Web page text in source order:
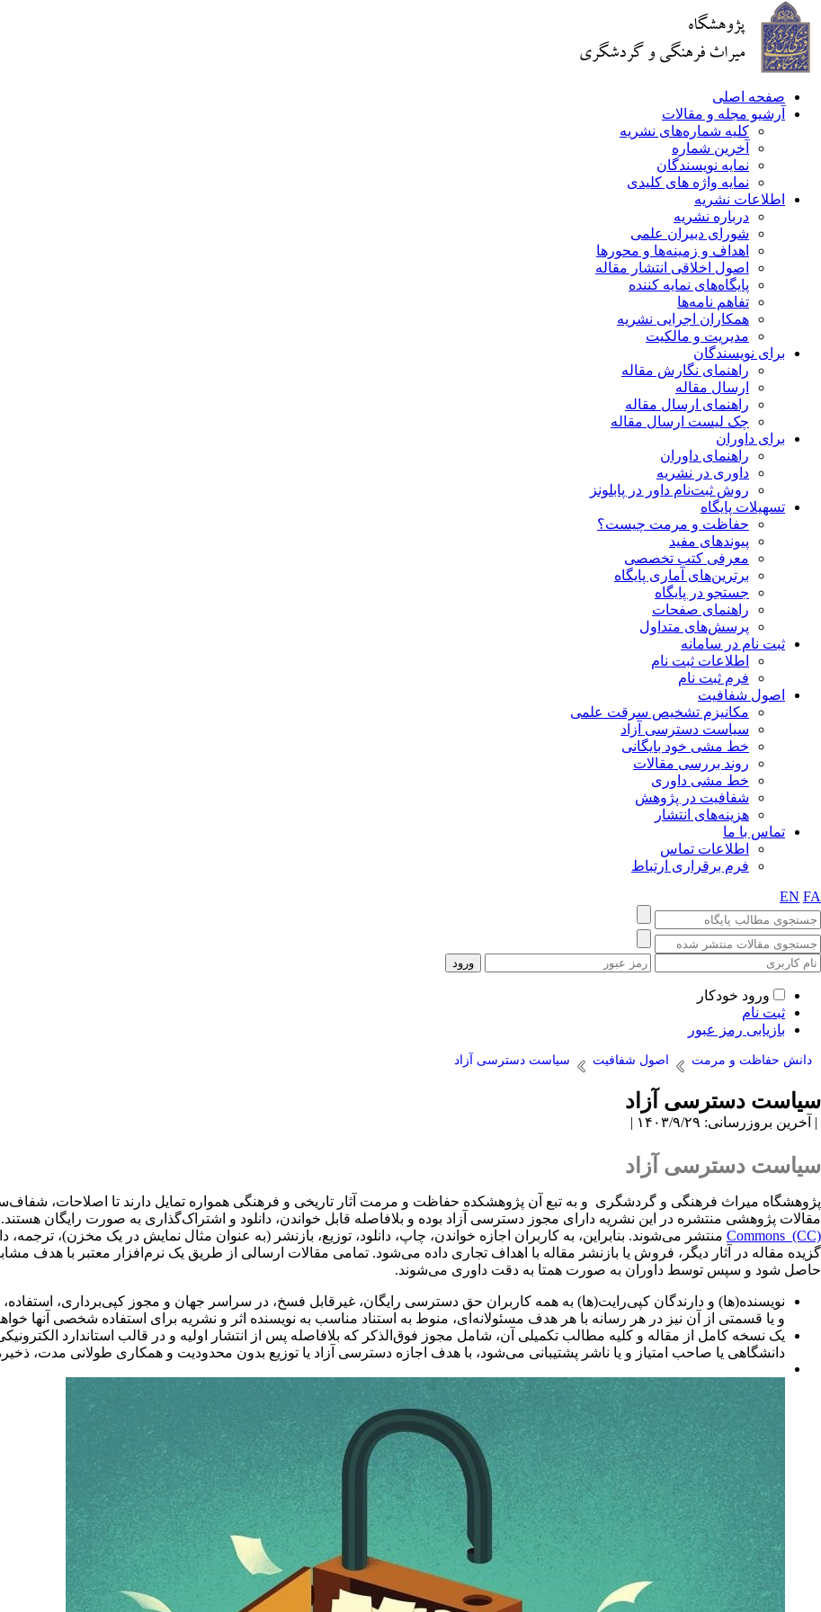
صفحه اصلی
آرشیو مجله و مقالات
کلیه شماره‌های نشریه
آخرین شماره
نمایه نویسندگان
نمایه واژه های کلیدی
اطلاعات نشریه
درباره نشریه
شورای دبیران علمی
اهداف و زمینه‌ها و محورها
اصول اخلاقی انتشار مقاله
پایگاه‌های نمایه کننده
تفاهم نامه‌ها
همکاران اجرایی نشریه
مدیریت و مالکیت
برای نویسندگان
راهنمای نگارش مقاله
ارسال مقاله
راهنمای ارسال مقاله
چک لیست ارسال مقاله
برای داوران
راهنمای داوران
داوری در نشریه
روش ثبت‌نام داور در پابلونز
تسهیلات پایگاه
حفاظت و مرمت چیست؟
پیوند‌های مفید
معرفی کتب تخصصی
برترین‌های آماری پایگاه
جستجو در پایگاه
راهنمای صفحات
پرسش‌های متداول
ثبت نام در سامانه
اطلاعات ثبت نام
فرم ثبت نام
اصول شفافیت
ﻣﮑﺎﻧﯿﺰم ﺗﺸﺨﯿﺺ ﺳﺮﻗﺖ ﻋﻠﻤﯽ
سیاست دسترسی آزاد
خط مشی خود بایگانی
روند بررسی مقالات
خط مشی داوری
شفافیت در پژوهش
هزینه‌های انتشار
تماس با ما
اطلاعات تماس
فرم برقراری ارتباط
EN FA
ورود خودکار
ثبت نام
بازیابی رمز عبور
دانش حفاظت و مرمت اصول شفافیت سیاست دسترسی آزاد
سیاست دسترسی آزاد
| آخرین بروزرسانی: ۱۴۰۳/۹/۲۹ |
سیاست دسترسی آزاد
پژوهشگاه میراث فرهنگی و گردشگری و به تبع آن پژوهشکده حفاظت و مرمت آثار تاریخی و فرهنگی همواره تمایل دارند تا اصلاحات،
مقالات پژوهشی منتشره در این نشریه دارای مجوز دسترسی آزاد بوده و بلافاصله قابل خواندن، دانلود و اشتراک‌گذاری به صورت رایگان
Commons (CC) منتشر می‌شوند. بنابراین، به کاربران اجازه خواندن، چاپ، دانلود، توزیع، بازنشر (به عنوان مثال نمایش در یک مخزن)،
گزیده مقاله در آثار دیگر، فروش یا بازنشر مقاله با اهداف تجاری داده می‌شود. تمامی مقالات ارسالی از طریق یک نرم‌افزار معتبر با هدف
حاصل شود و سپس توسط داوران به صورت همتا به دقت داوری می‌شوند.
نویسنده‌(ها) و دارندگان کپی‌رایت‌(ها) به همه کاربران حق دسترسی رایگان، غیرقابل فسخ، در سراسر جهان و مجوز کپی‌برداری، استفاده،
و یا قسمتی از آن نیز در هر رسانه با هر هدف مسئولانه‌ای، منوط به استناد مناسب به نویسنده اثر و نشریه برای استفاده شخصی آنها
یک نسخه کامل از مقاله و کلیه مطالب تکمیلی آن، شامل مجوز فوق‌الذکر که بلافاصله پس از انتشار اولیه و در قالب استاندارد
دانشگاهی یا صاحب امتیاز و یا ناشر پشتیبانی می‌‌شود، با هدف اجازه دسترسی آزاد یا توزیع بدون محدودیت و همکاری طولانی مدت،